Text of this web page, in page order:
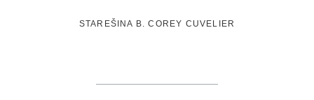
STAREŠINA B. COREY CUVELIER